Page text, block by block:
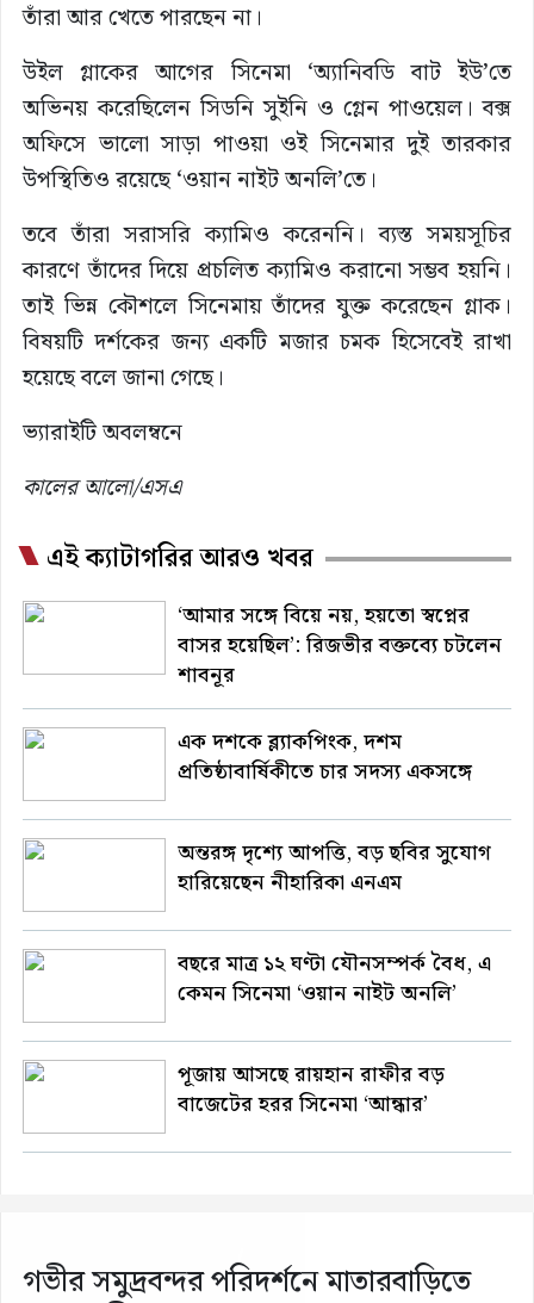
তাঁরা আর খেতে পারছেন না।
উইল গ্লাকের আগের সিনেমা ‘অ্যানিবডি বাট ইউ’তে
অভিনয় করেছিলেন সিডনি সুইনি ও গ্লেন পাওয়েল। বক্স
অফিসে ভালো সাড়া পাওয়া ওই সিনেমার দুই তারকার
উপস্থিতিও রয়েছে ‘ওয়ান নাইট অনলি’তে।
তবে তাঁরা সরাসরি ক্যামিও করেননি। ব্যস্ত সময়সূচির
কারণে তাঁদের দিয়ে প্রচলিত ক্যামিও করানো সম্ভব হয়নি।
তাই ভিন্ন কৌশলে সিনেমায় তাঁদের যুক্ত করেছেন গ্লাক।
বিষয়টি দর্শকের জন্য একটি মজার চমক হিসেবেই রাখা
হয়েছে বলে জানা গেছে।
ভ্যারাইটি অবলম্বনে
কালের আলো/এসএ
এই ক্যাটাগরির আরও খবর
‘আমার সঙ্গে বিয়ে নয়, হয়তো স্বপ্নের
বাসর হয়েছিল’: রিজভীর বক্তব্যে চটলেন
শাবনূর
এক দশকে ব্ল্যাকপিংক, দশম
প্রতিষ্ঠাবার্ষিকীতে চার সদস্য একসঙ্গে
অন্তরঙ্গ দৃশ্যে আপত্তি, বড় ছবির সুযোগ
হারিয়েছেন নীহারিকা এনএম
বছরে মাত্র ১২ ঘণ্টা যৌনসম্পর্ক বৈধ, এ
কেমন সিনেমা ‘ওয়ান নাইট অনলি’
পূজায় আসছে রায়হান রাফীর বড়
বাজেটের হরর সিনেমা ‘আন্ধার’
গভীর সমুদ্রবন্দর পরিদর্শনে মাতারবাড়িতে